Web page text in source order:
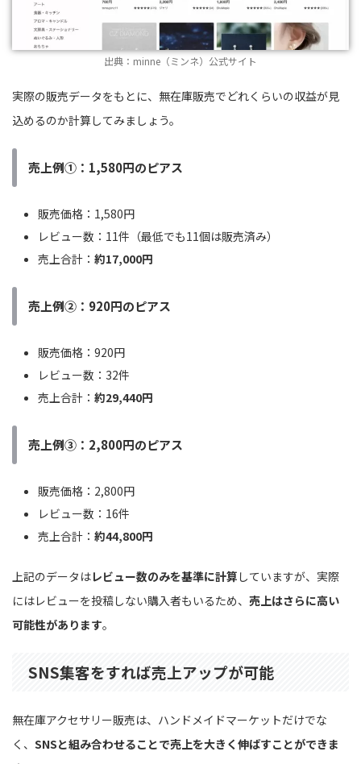
出典：minne（ミンネ）公式サイト
実際の販売データをもとに、無在庫販売でどれくらいの収益が見
込めるのか計算してみましょう。
売上例①：1,580円のピアス
販売価格：1,580円
レビュー数：11件（最低でも11個は販売済み）
売上合計： 約17,000円
売上例②：920円のピアス
販売価格：920円
レビュー数：32件
売上合計： 約29,440円
売上例③：2,800円のピアス
販売価格：2,800円
レビュー数：16件
売上合計： 約44,800円
上記のデータはレビュー数のみを基準に計算 していますが、実際
にはレビューを投稿しない購入者もいるため、 売上はさらに高い
可能性があります。
SNS集客をすれば売上アップが可能
無在庫アクセサリー販売は、ハンドメイドマーケットだけでな
く、 SNSと組み合わせることで売上を大きく伸ばすことができま